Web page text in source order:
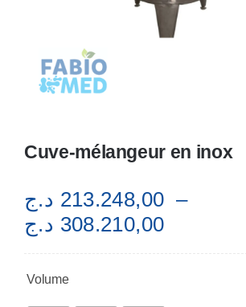
Cuve-mélangeur en inox
213.248,00 د.ج
–
308.210,00 د.ج
Plage
Volume